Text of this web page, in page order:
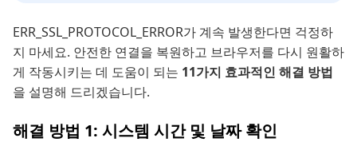
ERR_SSL_PROTOCOL_ERROR가 계속 발생한다면 걱정하
지 마세요. 안전한 연결을 복원하고 브라우저를 다시 원활하
게 작동시키는 데 도움이 되는 11가지 효과적인 해결 방법
을 설명해 드리겠습니다.
해결 방법 1: 시스템 시간 및 날짜 확인